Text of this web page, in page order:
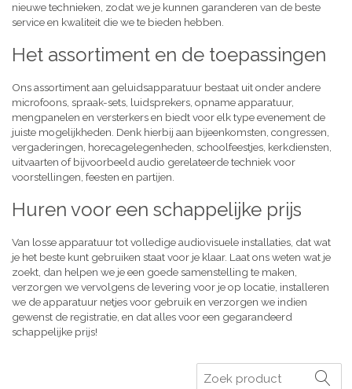
nieuwe technieken, zodat we je kunnen garanderen van de beste
service en kwaliteit die we te bieden hebben.
Het assortiment en de toepassingen
Ons assortiment aan geluidsapparatuur bestaat uit onder andere
microfoons, spraak-sets, luidsprekers, opname apparatuur,
mengpanelen en versterkers en biedt voor elk type evenement de
juiste mogelijkheden. Denk hierbij aan bijeenkomsten, congressen,
vergaderingen, horecagelegenheden, schoolfeestjes, kerkdiensten,
uitvaarten of bijvoorbeeld audio gerelateerde techniek voor
voorstellingen, feesten en partijen.
Huren voor een schappelijke prijs
Van losse apparatuur tot volledige audiovisuele installaties, dat wat
je het beste kunt gebruiken staat voor je klaar. Laat ons weten wat je
zoekt, dan helpen we je een goede samenstelling te maken,
verzorgen we vervolgens de levering voor je op locatie, installeren
we de apparatuur netjes voor gebruik en verzorgen we indien
gewenst de registratie, en dat alles voor een gegarandeerd
schappelijke prijs!
Zoeken